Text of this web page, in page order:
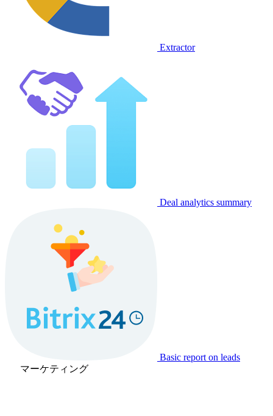
Extractor
Deal analytics summary
Basic report on leads
マーケティング